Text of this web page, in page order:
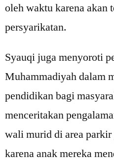
oleh waktu karena akan
persyarikatan.
Syauqi juga menyoroti
Muhammadiyah dalam
pendidikan bagi
menceritakan
wali murid di area
karena anak mereka